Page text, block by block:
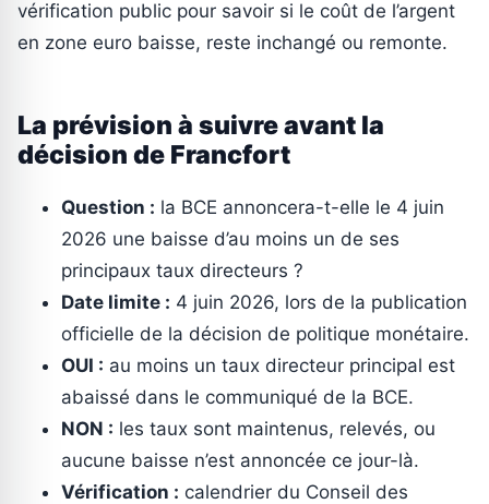
vérification public pour savoir si le coût de l’argent
en zone euro baisse, reste inchangé ou remonte.
La prévision à suivre avant la
décision de Francfort
Question : la BCE annoncera-t-elle le 4 juin
2026 une baisse d’au moins un de ses
principaux taux directeurs ?
Date limite : 4 juin 2026, lors de la publication
officielle de la décision de politique monétaire.
OUI : au moins un taux directeur principal est
abaissé dans le communiqué de la BCE.
NON : les taux sont maintenus, relevés, ou
aucune baisse n’est annoncée ce jour-là.
Vérification : calendrier du Conseil des